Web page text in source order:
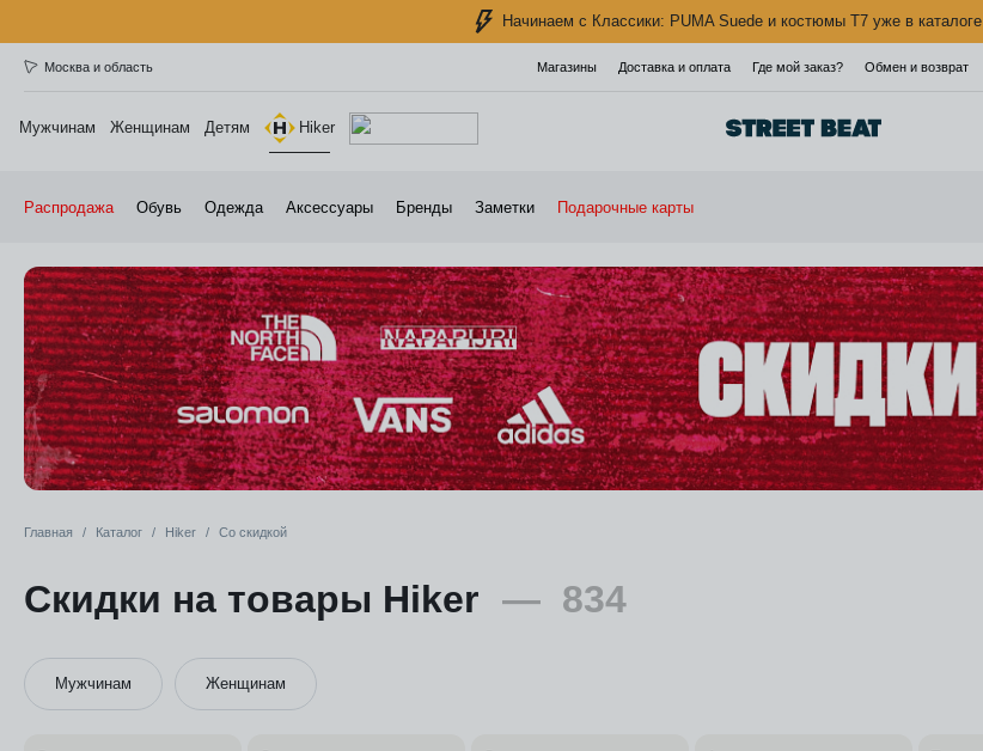
Начинаем с Классики: PUMA Suede и костюмы T7 уже в каталоге
Москва и область Магазины Доставка и оплата Где мой заказ? Обмен и возврат
Мужчинам Женщинам Детям Hiker
Распродажа Обувь Одежда Аксессуары Бренды Заметки Подарочные карты
Главная Каталог Hiker Со скидкой
Скидки на товары Hiker — 834
Мужчинам Женщинам